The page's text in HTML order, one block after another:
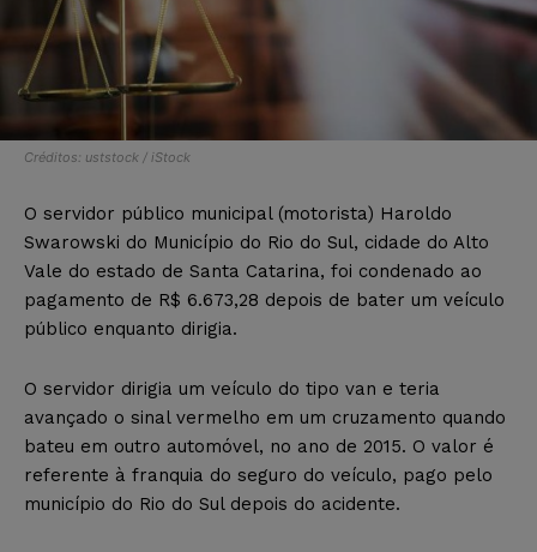
Créditos: uststock / iStock
O servidor público municipal (motorista) Haroldo
Swarowski do Município do Rio do Sul, cidade do Alto
Vale do estado de Santa Catarina, foi condenado ao
pagamento de R$ 6.673,28 depois de bater um veículo
público enquanto dirigia.
O servidor dirigia um veículo do tipo van e teria
avançado o sinal vermelho em um cruzamento quando
bateu em outro automóvel, no ano de 2015. O valor é
referente à franquia do seguro do veículo, pago pelo
município do Rio do Sul depois do acidente.